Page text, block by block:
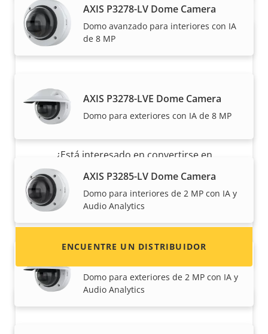
AXIS P3278-LV Dome Camera
Domo avanzado para interiores con IA
de 8 MP
AXIS P3278-LVE Dome Camera
Domo para exteriores con IA de 8 MP
AXIS P3285-LV Dome Camera
Domo para interiores de 2 MP con IA y
Audio Analytics
Domo para exteriores de 2 MP con IA y
Audio Analytics
¿Quiere vender productos Axis?
¿Está interesado en convertirse en
revendedor? Encuentre información de
contacto de distribuidores de productos y
sistemas Axis.
ENCUENTRE UN DISTRIBUIDOR